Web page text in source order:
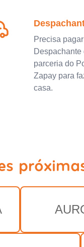
Precisa
Despachante
parceria do
Zapay para
casa.